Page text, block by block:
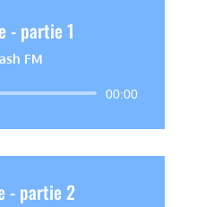
- partie 1
FM
Lecteur
00:00
- partie 2